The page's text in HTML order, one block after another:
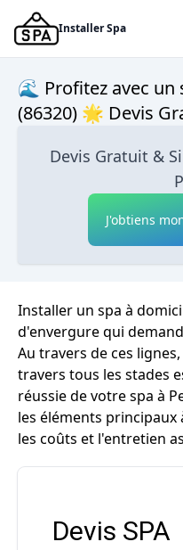
Installer Spa
🌊 Profitez avec un
(86320) 🌟 Devis
Devis Gratuit &
J'obtiens
Installer un spa à
d'envergure qui
Au travers de ces
travers tous les stades
réussie de votre spa à
les éléments
les coûts et l'entretien
Devis SPA